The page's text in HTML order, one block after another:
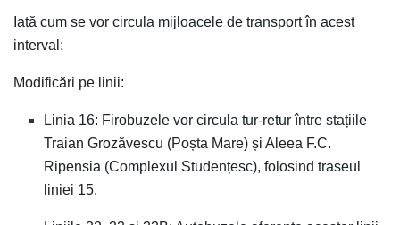
Iată cum se vor circula mijloacele de transport în acest
interval:
Modificări pe linii:
Linia 16: Firobuzele vor circula tur-retur între stațiile
Traian Grozăvescu (Poșta Mare) și Aleea F.C.
Ripensia (Complexul Studențesc), folosind traseul
liniei 15.